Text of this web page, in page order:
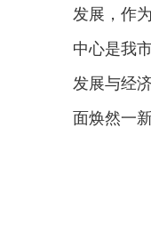
发展，作
中心是我
发展与经
面焕然一